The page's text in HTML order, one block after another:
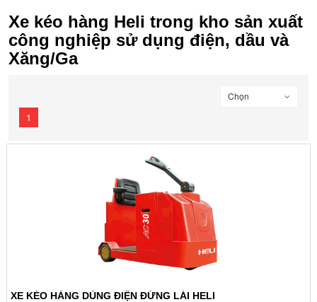
Xe kéo hàng Heli trong kho sản xuất
công nghiệp sử dụng điện, dầu và
Xăng/Ga
Chọn
1
XE KÉO HÀNG DÙNG ĐIỆN ĐỨNG LÁI HELI